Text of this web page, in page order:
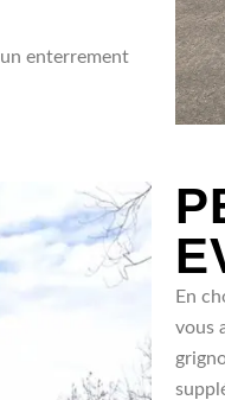
enterrement
En
vous